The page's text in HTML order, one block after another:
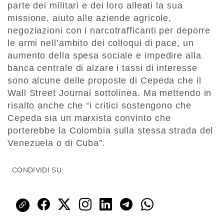
parte dei militari e dei loro alleati la sua
missione, aiuto alle aziende agricole,
negoziazioni con i narcotrafficanti per deporre
le armi nell’ambito dei colloqui di pace, un
aumento della spesa sociale e impedire alla
banca centrale di alzare i tassi di interesse
sono alcune delle proposte di Cepeda che il
Wall Street Journal sottolinea. Ma mettendo in
risalto anche che “i critici sostengono che
Cepeda sia un marxista convinto che
porterebbe la Colombia sulla stessa strada del
Venezuela o di Cuba”.
CONDIVIDI SU: